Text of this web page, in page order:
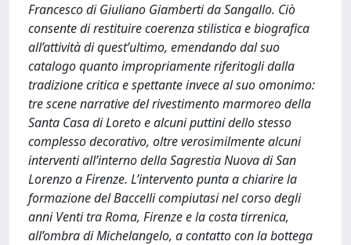
Francesco di Giuliano Giamberti da Sangallo. Ciò
consente di restituire coerenza stilistica e biografica
all’attività di quest’ultimo, emendando dal suo
catalogo quanto impropriamente riferitogli dalla
tradizione critica e spettante invece al suo omonimo:
tre scene narrative del rivestimento marmoreo della
Santa Casa di Loreto e alcuni puttini dello stesso
complesso decorativo, oltre verosimilmente alcuni
interventi all’interno della Sagrestia Nuova di San
Lorenzo a Firenze. L’intervento punta a chiarire la
formazione del Baccelli compiutasi nel corso degli
anni Venti tra Roma, Firenze e la costa tirrenica,
all’ombra di Michelangelo, a contatto con la bottega